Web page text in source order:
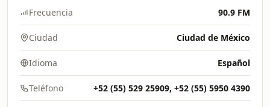
Frecuencia 90.9 FM
Ciudad Ciudad de México
Idioma Español
Teléfono +52 (55) 529 25909, +52 (55) 5950 4390